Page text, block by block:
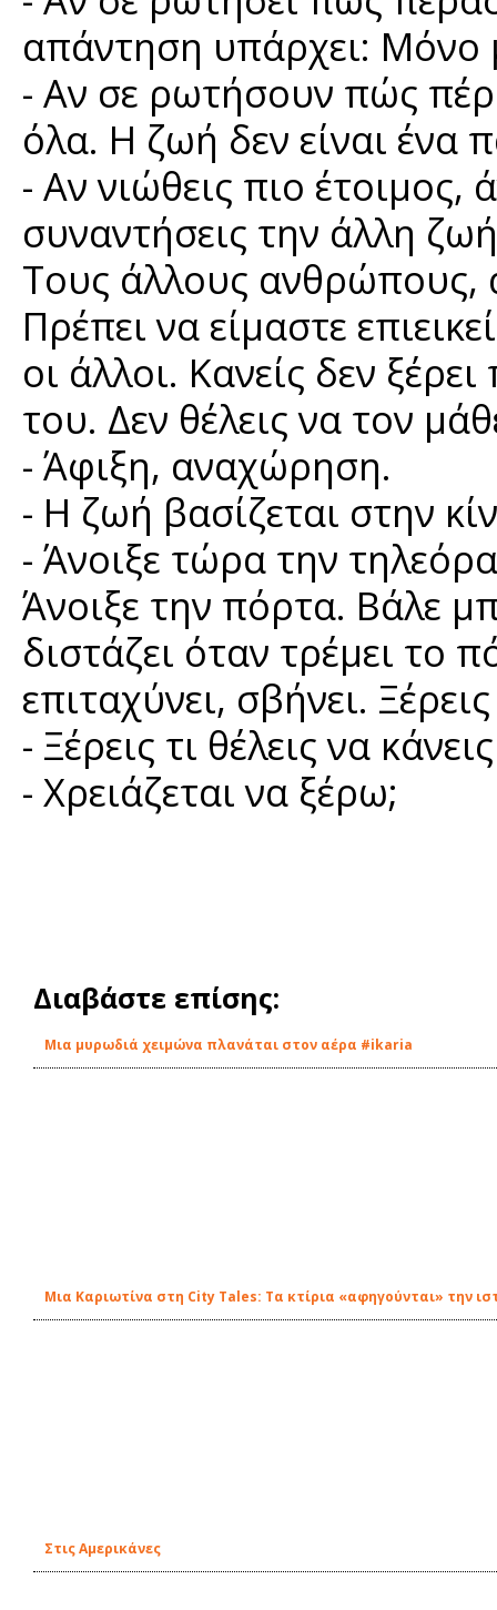
απάντηση υπάρχει: Μόνο
- Αν σε ρωτήσουν πώς
όλα. Η ζωή δεν είναι ένα
- Αν νιώθεις πιο
συναντήσεις την άλλη
Τους άλλους ανθρώπους,
Πρέπει να είμαστε
οι άλλοι. Κανείς δεν
του. Δεν θέλεις να τον
- Άφιξη, αναχώρηση.
- Η ζωή βασίζεται στην
- Άνοιξε τώρα την
Άνοιξε την πόρτα. Βάλε
διστάζει όταν τρέμει το
επιταχύνει, σβήνει.
- Ξέρεις τι θέλεις να
- Χρειάζεται να ξέρω;
Διαβάστε επίσης:
Μια μυρωδιά χειμώνα πλανάται στον αέρα #ikaria
Μια Καριωτίνα στη City Tales: Τα κτίρια «αφηγούνται» την
Στις Αμερικάνες